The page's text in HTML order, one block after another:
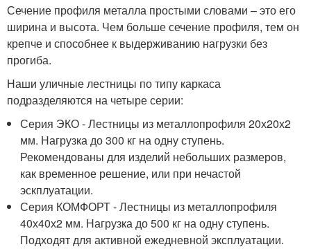
Сечение профиля металла простыми словами – это его
ширина и высота. Чем больше сечение профиля, тем он
крепче и способнее к выдерживанию нагрузки без
прогиба.
Наши уличные лестницы по типу каркаса
подразделяются на четыре серии:
Серия ЭКО - Лестницы из металлопрофиля 20х20х2
мм. Нагрузка до 300 кг на одну ступень.
Рекомендованы для изделий небольших размеров,
как временное решение, или при нечастой
эскплуатации.
Серия КОМФОРТ - Лестницы из металлопрофиля
40х40х2 мм. Нагрузка до 500 кг на одну ступень.
Подходят для активной ежедневной эксплуатации.